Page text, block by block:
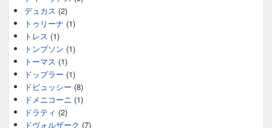
デュカス (2)
トゥリーナ (1)
トレス (1)
トンプソン (1)
トーマス (1)
ドップラー (1)
ドビュッシー (8)
ドメニコーニ (1)
ドラティ (2)
ドヴォルザーク (7)